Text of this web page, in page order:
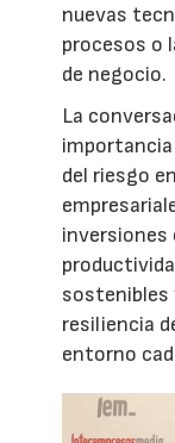
nuevas
procesos o
de negocio.
La
del riesgo
inversiones
sostenibles
resiliencia
entorno